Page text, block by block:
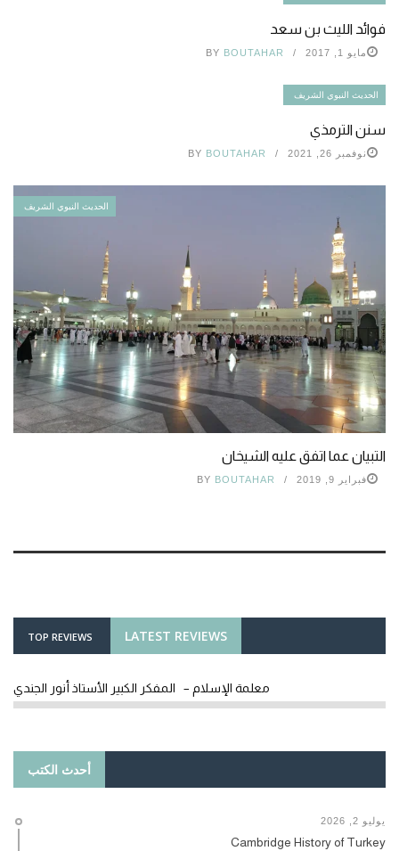
فوائد الليث بن سعد
مايو 1, 2017 BY BOUTAHAR
الحديث النبوي الشريف
سنن الترمذي
نوفمبر 26, 2021 BY BOUTAHAR
الحديث النبوي الشريف
التبيان عما اتفق عليه الشيخان
فبراير 9, 2019 BY BOUTAHAR
LATEST REVIEWS
TOP REVIEWS
معلمة الإسلام – المفكر الكبير الأستاذ أنور الجندي
أحدث الكتب
يوليو 2, 2026
Cambridge History of Turkey